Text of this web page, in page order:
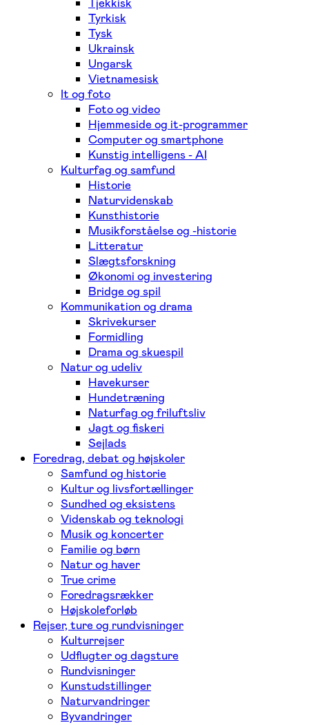
Tyrkisk
Tysk
Ukrainsk
Ungarsk
Vietnamesisk
It og foto
Foto og video
Hjemmeside og it-programmer
Computer og smartphone
Kunstig intelligens - AI
Kulturfag og samfund
Historie
Naturvidenskab
Kunsthistorie
Musikforståelse og -historie
Litteratur
Slægtsforskning
Økonomi og investering
Bridge og spil
Kommunikation og drama
Skrivekurser
Formidling
Drama og skuespil
Natur og udeliv
Havekurser
Hundetræning
Naturfag og friluftsliv
Jagt og fiskeri
Sejlads
Foredrag, debat og højskoler
Samfund og historie
Kultur og livsfortællinger
Sundhed og eksistens
Videnskab og teknologi
Musik og koncerter
Familie og børn
Natur og haver
True crime
Foredragsrækker
Højskoleforløb
Rejser, ture og rundvisninger
Kulturrejser
Udflugter og dagsture
Rundvisninger
Kunstudstillinger
Naturvandringer
Byvandringer